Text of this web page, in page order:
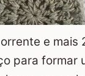
e mais
para formar